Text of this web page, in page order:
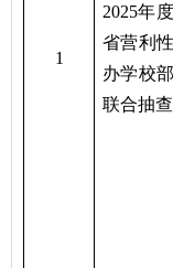
1
2025年
省营利
办学校
联合抽查